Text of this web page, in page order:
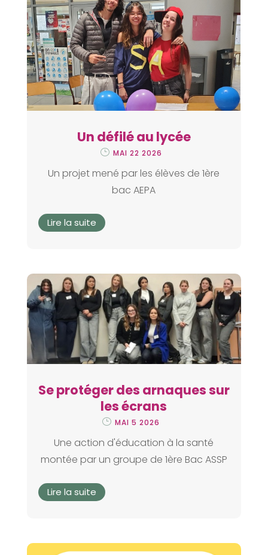
Un défilé au lycée
MAI 22 2026
Un projet mené par les élèves de 1ère
bac AEPA
Lire la suite
Se protéger des arnaques sur
les écrans
MAI 5 2026
Une action d'éducation à la santé
montée par un groupe de 1ère Bac ASSP
Lire la suite